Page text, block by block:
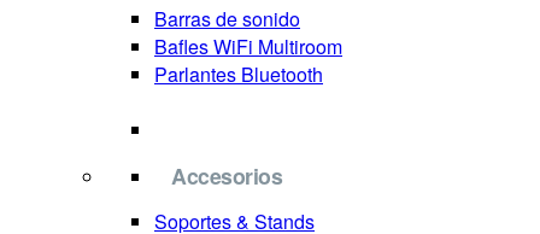
Barras de sonido
Bafles WiFi Multiroom
Parlantes Bluetooth
Accesorios
Soportes & Stands